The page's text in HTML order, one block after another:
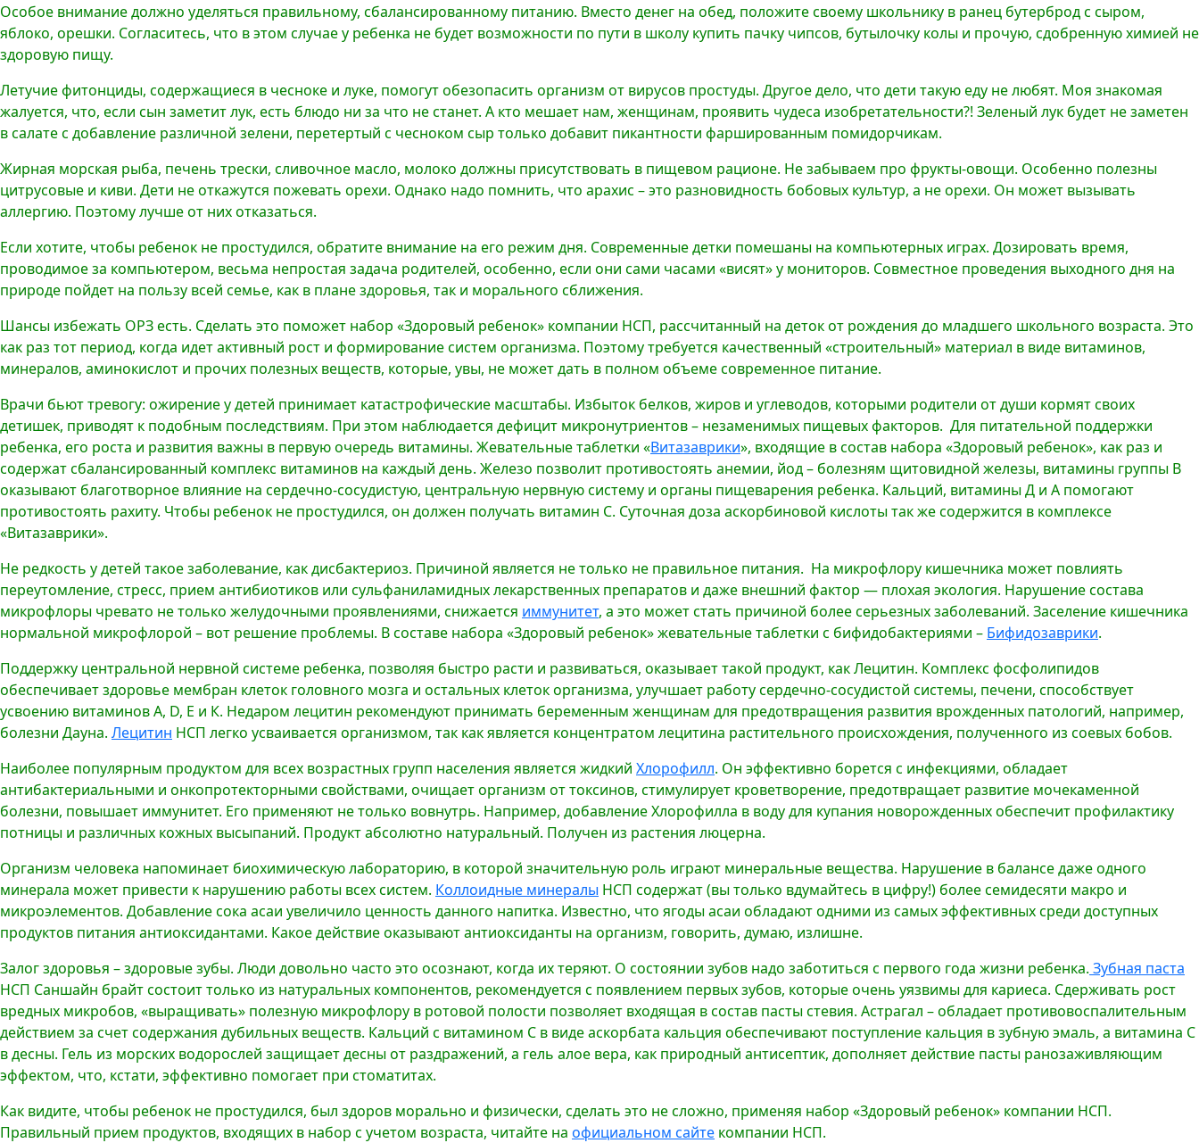
Особое внимание должно уделяться правильному, сбалансированному питанию. Вместо денег на обед, положите своему школьнику в ранец бутерброд с сыром,
яблоко, орешки. Согласитесь, что в этом случае у ребенка не будет возможности по пути в школу купить пачку чипсов, бутылочку колы и прочую, сдобренную химией не
здоровую пищу.
Летучие фитонциды, содержащиеся в чесноке и луке, помогут обезопасить организм от вирусов простуды. Другое дело, что дети такую еду не любят. Моя знакомая
жалуется, что, если сын заметит лук, есть блюдо ни за что не станет. А кто мешает нам, женщинам, проявить чудеса изобретательности?! Зеленый лук будет не заметен
в салате с добавление различной зелени, перетертый с чесноком сыр только добавит пикантности фаршированным помидорчикам.
Жирная морская рыба, печень трески, сливочное масло, молоко должны присутствовать в пищевом рационе. Не забываем про фрукты-овощи. Особенно полезны
цитрусовые и киви. Дети не откажутся пожевать орехи. Однако надо помнить, что арахис – это разновидность бобовых культур, а не орехи. Он может вызывать
аллергию. Поэтому лучше от них отказаться.
Если хотите, чтобы ребенок не простудился, обратите внимание на его режим дня. Современные детки помешаны на компьютерных играх. Дозировать время,
проводимое за компьютером, весьма непростая задача родителей, особенно, если они сами часами «висят» у мониторов. Совместное проведения выходного дня на
природе пойдет на пользу всей семье, как в плане здоровья, так и морального сближения.
Шансы избежать ОРЗ есть. Сделать это поможет набор «Здоровый ребенок» компании НСП, рассчитанный на деток от рождения до младшего школьного возраста. Это
как раз тот период, когда идет активный рост и формирование систем организма. Поэтому требуется качественный «строительный» материал в виде витаминов,
минералов, аминокислот и прочих полезных веществ, которые, увы, не может дать в полном объеме современное питание.
Врачи бьют тревогу: ожирение у детей принимает катастрофические масштабы. Избыток белков, жиров и углеводов, которыми родители от души кормят своих
детишек, приводят к подобным последствиям. При этом наблюдается дефицит микронутриентов – незаменимых пищевых факторов. Для питательной поддержки
ребенка, его роста и развития важны в первую очередь витамины. Жевательные таблетки «Витазаврики», входящие в состав набора «Здоровый ребенок», как раз и
содержат сбалансированный комплекс витаминов на каждый день. Железо позволит противостоять анемии, йод – болезням щитовидной железы, витамины группы В
оказывают благотворное влияние на сердечно-сосудистую, центральную нервную систему и органы пищеварения ребенка. Кальций, витамины Д и А помогают
противостоять рахиту. Чтобы ребенок не простудился, он должен получать витамин С. Суточная доза аскорбиновой кислоты так же содержится в комплексе
«Витазаврики».
Не редкость у детей такое заболевание, как дисбактериоз. Причиной является не только не правильное питания. На микрофлору кишечника может повлиять
переутомление, стресс, прием антибиотиков или сульфаниламидных лекарственных препаратов и даже внешний фактор — плохая экология. Нарушение состава
микрофлоры чревато не только желудочными проявлениями, снижается иммунитет, а это может стать причиной более серьезных заболеваний. Заселение кишечника
нормальной микрофлорой – вот решение проблемы. В составе набора «Здоровый ребенок» жевательные таблетки с бифидобактериями – Бифидозаврики.
Поддержку центральной нервной системе ребенка, позволяя быстро расти и развиваться, оказывает такой продукт, как Лецитин. Комплекс фосфолипидов
обеспечивает здоровье мембран клеток головного мозга и остальных клеток организма, улучшает работу сердечно-сосудистой системы, печени, способствует
усвоению витаминов А, D, Е и К. Недаром лецитин рекомендуют принимать беременным женщинам для предотвращения развития врожденных патологий, например,
болезни Дауна. Лецитин НСП легко усваивается организмом, так как является концентратом лецитина растительного происхождения, полученного из соевых бобов.
Наиболее популярным продуктом для всех возрастных групп населения является жидкий Хлорофилл. Он эффективно борется с инфекциями, обладает
антибактериальными и онкопротекторными свойствами, очищает организм от токсинов, стимулирует кроветворение, предотвращает развитие мочекаменной
болезни, повышает иммунитет. Его применяют не только вовнутрь. Например, добавление Хлорофилла в воду для купания новорожденных обеспечит профилактику
потницы и различных кожных высыпаний. Продукт абсолютно натуральный. Получен из растения люцерна.
Организм человека напоминает биохимическую лабораторию, в которой значительную роль играют минеральные вещества. Нарушение в балансе даже одного
минерала может привести к нарушению работы всех систем. Коллоидные минералы НСП содержат (вы только вдумайтесь в цифру!) более семидесяти макро и
микроэлементов. Добавление сока асаи увеличило ценность данного напитка. Известно, что ягоды асаи обладают одними из самых эффективных среди доступных
продуктов питания антиоксидантами. Какое действие оказывают антиоксиданты на организм, говорить, думаю, излишне.
Залог здоровья – здоровые зубы. Люди довольно часто это осознают, когда их теряют. О состоянии зубов надо заботиться с первого года жизни ребенка. Зубная паста
НСП Саншайн брайт состоит только из натуральных компонентов, рекомендуется с появлением первых зубов, которые очень уязвимы для кариеса. Сдерживать рост
вредных микробов, «выращивать» полезную микрофлору в ротовой полости позволяет входящая в состав пасты стевия. Астрагал – обладает противовоспалительным
действием за счет содержания дубильных веществ. Кальций с витамином С в виде аскорбата кальция обеспечивают поступление кальция в зубную эмаль, а витамина С
в десны. Гель из морских водорослей защищает десны от раздражений, а гель алое вера, как природный антисептик, дополняет действие пасты ранозаживляющим
эффектом, что, кстати, эффективно помогает при стоматитах.
Как видите, чтобы ребенок не простудился, был здоров морально и физически, сделать это не сложно, применяя набор «Здоровый ребенок» компании НСП.
Правильный прием продуктов, входящих в набор с учетом возраста, читайте на официальном сайте компании НСП.